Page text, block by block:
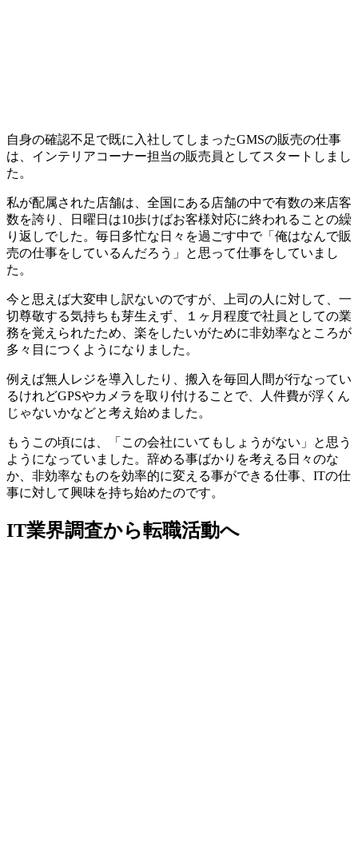
自身の確認不足で既に入社してしまったGMSの販売の仕事
は、インテリアコーナー担当の販売員としてスタートしまし
た。
私が配属された店舗は、全国にある店舗の中で有数の来店客
数を誇り、日曜日は10歩けばお客様対応に終われることの繰
り返しでした。毎日多忙な日々を過ごす中で「俺はなんで販
売の仕事をしているんだろう」と思って仕事をしていまし
た。
今と思えば大変申し訳ないのですが、上司の人に対して、一
切尊敬する気持ちも芽生えず、１ヶ月程度で社員としての業
務を覚えられたため、楽をしたいがために非効率なところが
多々目につくようになりました。
例えば無人レジを導入したり、搬入を毎回人間が行なってい
るけれどGPSやカメラを取り付けることで、人件費が浮くん
じゃないかなどと考え始めました。
もうこの頃には、「この会社にいてもしょうがない」と思う
ようになっていました。辞める事ばかりを考える日々のな
か、非効率なものを効率的に変える事ができる仕事、ITの仕
事に対して興味を持ち始めたのです。
IT業界調査から転職活動へ